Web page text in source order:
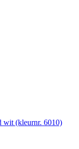
wit (kleurnr. 6010)